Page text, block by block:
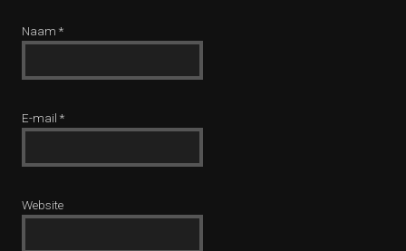
Naam *
E-mail *
Website